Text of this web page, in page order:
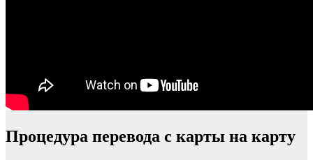
Процедура перевода с карты на карту